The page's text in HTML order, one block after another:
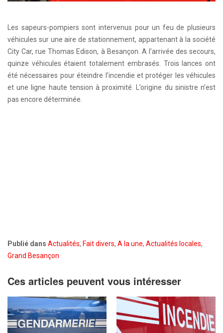
Les sapeurs-pompiers sont intervenus pour un feu de plusieurs
véhicules sur une aire de stationnement, appartenant à la société
City Car, rue Thomas Edison, à Besançon. A l’arrivée des secours,
quinze véhicules étaient totalement embrasés. Trois lances ont
été nécessaires pour éteindre l’incendie et protéger les véhicules
et une ligne haute tension à proximité. L’origine du sinistre n’est
pas encore déterminée.
Publié dans Actualités, Fait divers, A la une, Actualités locales,
Grand Besançon
Ces articles peuvent vous intéresser